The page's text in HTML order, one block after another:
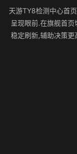
天游TY8检测中心首
呈现眼前.在旗舰首
稳定刷新,辅助决策